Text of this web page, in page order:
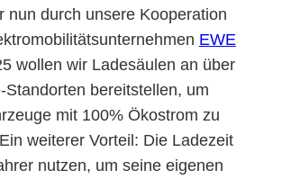
nun durch unsere Kooperation
EWE
wollen wir Ladesäulen an über
Standorten bereitstellen, um
mit 100% Ökostrom zu
weiterer Vorteil: Die Ladezeit
nutzen, um seine eigenen